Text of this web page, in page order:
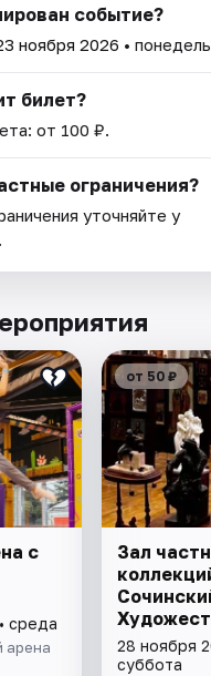
событие?
ноября 2026 •
билет?
от 100 ₽.
ограничения?
уточняйте у
с
среда
арена
от 50 ₽
Зал
музей
28 ноября
суббота